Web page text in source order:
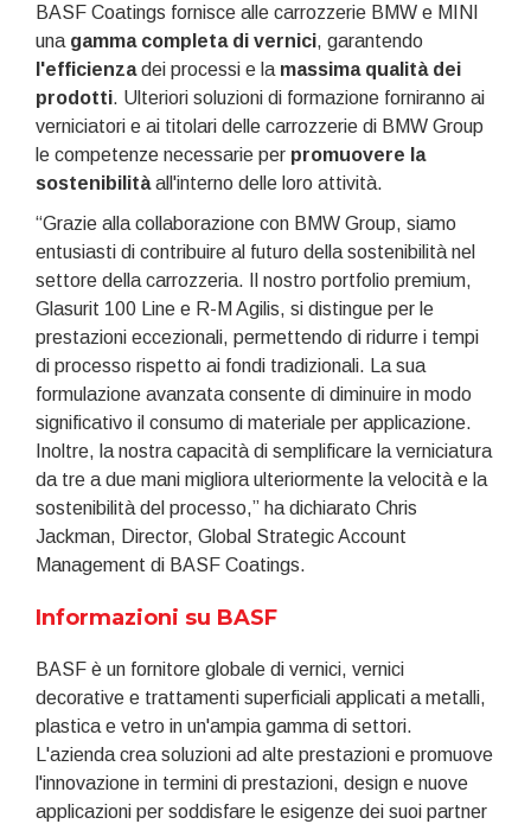
BASF Coatings fornisce alle carrozzerie BMW e MINI
una gamma completa di vernici, garantendo
l'efficienzadei processi e la massima qualità dei
prodotti. Ulteriori soluzioni di formazione forniranno ai
verniciatori e ai titolari delle carrozzerie di BMW Group
le competenze necessarie per promuovere la
sostenibilitàall'interno delle loro attività.
“Grazie alla collaborazione con BMW Group, siamo
entusiasti di contribuire al futuro della sostenibilità nel
settore della carrozzeria. Il nostro portfolio premium,
Glasurit 100 Line e R-M Agilis, si distingue per le
prestazioni eccezionali, permettendo di ridurre i tempi
di processo rispetto ai fondi tradizionali. La sua
formulazione avanzata consente di diminuire in modo
significativo il consumo di materiale per applicazione.
Inoltre, la nostra capacità di semplificare la verniciatura
da tre a due mani migliora ulteriormente la velocità e la
sostenibilità del processo,” ha dichiarato Chris
Jackman, Director, Global Strategic Account
Management di BASF Coatings.
Informazioni su BASF
BASF è un fornitore globale di vernici, vernici
decorative e trattamenti superficiali applicati a metalli,
plastica e vetro in un'ampia gamma di settori.
L'azienda crea soluzioni ad alte prestazioni e promuove
l'innovazione in termini di prestazioni, design e nuove
applicazioni per soddisfare le esigenze dei suoi partner